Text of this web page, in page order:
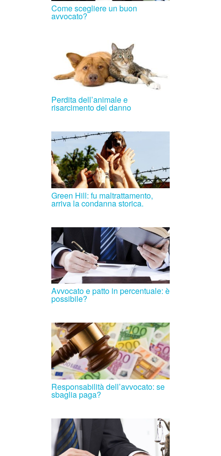
Come scegliere un buon
avvocato?
Perdita dell’animale e
risarcimento del danno
Green Hill: fu maltrattamento,
arriva la condanna storica.
Avvocato e patto in percentuale: è
possibile?
Responsabilità dell’avvocato: se
sbaglia paga?